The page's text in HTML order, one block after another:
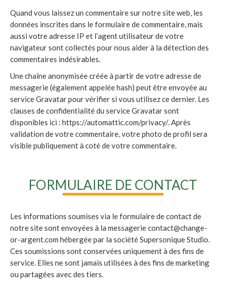
Quand vous laissez un commentaire sur notre site web, les
données inscrites dans le formulaire de commentaire, mais
aussi votre adresse IP et l’agent utilisateur de votre
navigateur sont collectés pour nous aider à la détection des
commentaires indésirables.
Une chaîne anonymisée créée à partir de votre adresse de
messagerie (également appelée hash) peut être envoyée au
service Gravatar pour vérifier si vous utilisez ce dernier. Les
clauses de confidentialité du service Gravatar sont
disponibles ici : https://automattic.com/privacy/. Après
validation de votre commentaire, votre photo de profil sera
visible publiquement à coté de votre commentaire.
FORMULAIRE DE CONTACT
Les informations soumises via le formulaire de contact de
notre site sont envoyées à la messageriecontact@change-
or-argent.com hébergée par la société Supersonique Studio.
Ces soumissions sont conservées uniquement à des fins de
service. Elles ne sont jamais utilisées à des fins de marketing
ou partagées avec des tiers.